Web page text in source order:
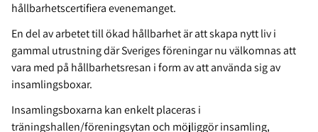
hållbarhetscertifiera evenemanget.
En del av arbetet till ökad hållbarhet är att skapa nytt liv i
gammal utrustning där Sveriges föreningar nu välkomnas att
vara med på hållbarhetsresan i form av att använda sig av
insamlingsboxar.
Insamlingsboxarna kan enkelt placeras i
träningshallen/föreningsytan och möjliggör insamling,